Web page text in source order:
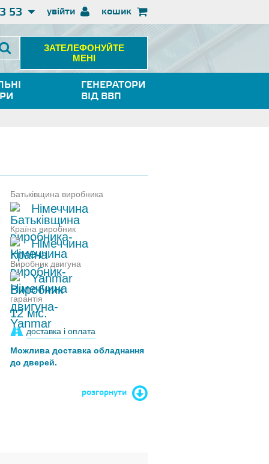
увійти
53 кошик
ЗАТЕЛЕФОНУЙТЕ
МЕНІ
ГЕНЕРАТОРИ
ВІД ВВП
Батьківщина виробника
Німеччина
Країна виробник
Німеччина
Виробник двигуна
Yanmar
гарантія
12 міс.
доставка і оплата
Можлива доставка обладнання
до дверей.
розгорнути